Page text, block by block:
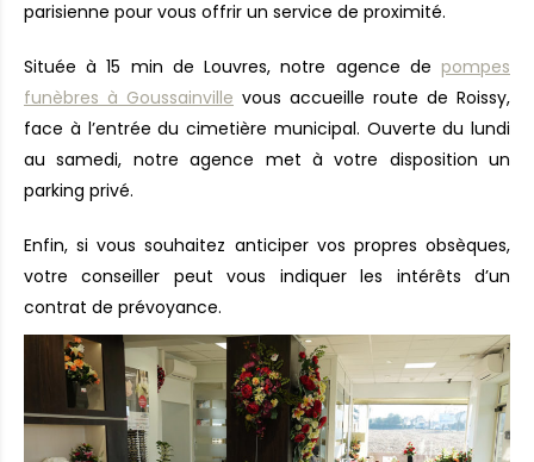
parisienne pour vous offrir un service de proximité.
Située à 15 min de Louvres, notre agence de pompes
funèbres à Goussainville vous accueille route de Roissy,
face à l’entrée du cimetière municipal. Ouverte du lundi
au samedi, notre agence met à votre disposition un
parking privé.
Enfin, si vous souhaitez anticiper vos propres obsèques,
votre conseiller peut vous indiquer les intérêts d’un
contrat de prévoyance.